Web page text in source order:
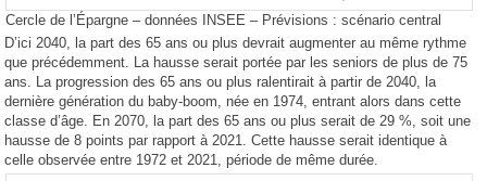
Cercle de l’Épargne – données INSEE – Prévisions : scénario central
D’ici 2040, la part des 65 ans ou plus devrait augmenter au même rythme
que précédemment. La hausse serait portée par les seniors de plus de 75
ans. La progression des 65 ans ou plus ralentirait à partir de 2040, la
dernière génération du baby-boom, née en 1974, entrant alors dans cette
classe d’âge. En 2070, la part des 65 ans ou plus serait de 29 %, soit une
hausse de 8 points par rapport à 2021. Cette hausse serait identique à
celle observée entre 1972 et 2021, période de même durée.